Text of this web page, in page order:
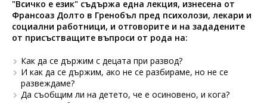
"Всичко е език" съдържа една лекция, изнесена от
Франсоаз Долто в Гренобъл пред психолози, лекари и
социални работници, и отговорите и на зададените
от присъстващите въпроси от рода на:
Как да се държим с децата при развод?
И как да се държим, ако не се разбираме, но не се
развеждаме?
Да съобщим ли на детето, че е осиновено, и кога?